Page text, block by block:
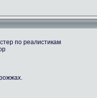
по реалистикам